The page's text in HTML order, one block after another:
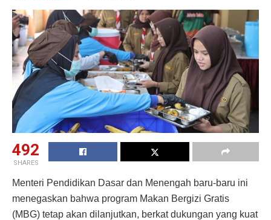
492
SHARES
Menteri Pendidikan Dasar dan Menengah baru-baru ini
menegaskan bahwa program Makan Bergizi Gratis
(MBG) tetap akan dilanjutkan, berkat dukungan yang kuat